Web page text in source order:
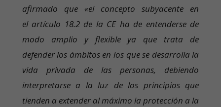
afirmado que «el concepto subyacente en
el artículo 18.2 de la CE ha de entenderse de
modo amplio y flexible ya que trata de
defender los ámbitos en los que se desarrolla la
vida privada de las personas, debiendo
interpretarse a la luz de los principios que
tienden a extender al máximo la protección a la